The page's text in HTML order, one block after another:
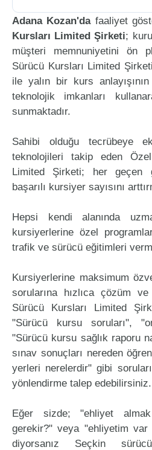
Adana Kozan'dafaaliyet
Kursları Limited Şirketi;
müşteri memnuniyetini ön
Sürücü Kursları Limited
ile yalın bir kurs
teknolojik imkanları
sunmaktadır.
Sahibi olduğu tecrübeye
teknolojileri takip eden
Limited Şirketi; her geçen
başarılı kursiyer sayısını
Hepsi kendi alanında
kursiyerlerine özel
trafik ve sürücü eğitimleri
Kursiyerlerine maksimum
sorularına hızlıca çözüm
Sürücü Kursları Limited
"Sürücü kursu soruları",
"Sürücü kursu sağlık raporu
sınav sonuçları nereden
yerleri nerelerdir" gibi
yönlendirme talep edebilirsiniz.
Eğer sizde; "ehliyet
gerekir?" veya "ehliyetim
diyorsanız Seçkin